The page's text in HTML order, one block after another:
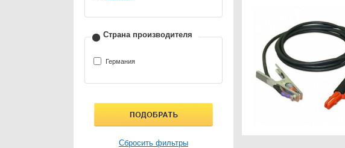
Страна производителя
Германия
Сбросить фильтры